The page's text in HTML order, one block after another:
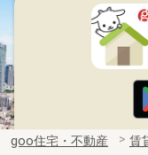
goo住宅・不動産 賃